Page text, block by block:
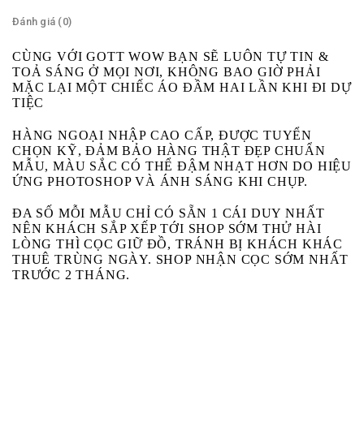
Đánh giá (0)
CÙNG VỚI GOTT WOW BẠN SẼ LUÔN TỰ TIN &
TOẢ SÁNG Ở MỌI NƠI, KHÔNG BAO GIỜ PHẢI
MẶC LẠI MỘT CHIẾC ÁO ĐẦM HAI LẦN KHI ĐI DỰ
TIỆC
HÀNG NGOẠI NHẬP CAO CẤP, ĐƯỢC TUYỂN
CHỌN KỸ, ĐẢM BẢO HÀNG THẬT ĐẸP CHUẨN
MẪU, MÀU SẮC CÓ THỂ ĐẬM NHẠT HƠN DO HIỆU
ỨNG PHOTOSHOP VÀ ÁNH SÁNG KHI CHỤP.
ĐA SỐ MỖI MẪU CHỈ CÓ SẴN 1 CÁI DUY NHẤT
NÊN KHÁCH SẮP XẾP TỚI SHOP SỚM THỬ HÀI
LÒNG THÌ CỌC GIỮ ĐỒ, TRÁNH BỊ KHÁCH KHÁC
THUÊ TRÙNG NGÀY. SHOP NHẬN CỌC SỚM NHẤT
TRƯỚC 2 THÁNG.